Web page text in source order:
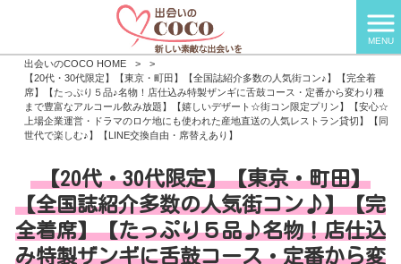
MENU
出会いのCOCO HOME >
>
【20代・30代限定】【東京・町田】【全国誌紹介多数の人気街コン♪】【完全着
席】【たっぷり５品♪名物！店仕込み特製ザンギに舌鼓コース・定番から変わり種
まで豊富なアルコール飲み放題】【嬉しいデザート☆街コン限定プリン】【安心☆
上場企業運営・ドラマのロケ地にも使われた産地直送の人気レストラン貸切】【同
世代で楽しむ♪】【LINE交換自由・席替えあり】
【20代・30代限定】【東京・町田】
【全国誌紹介多数の人気街コン♪】【完
全着席】【たっぷり５品♪名物！店仕込
み特製ザンギに舌鼓コース・定番から変